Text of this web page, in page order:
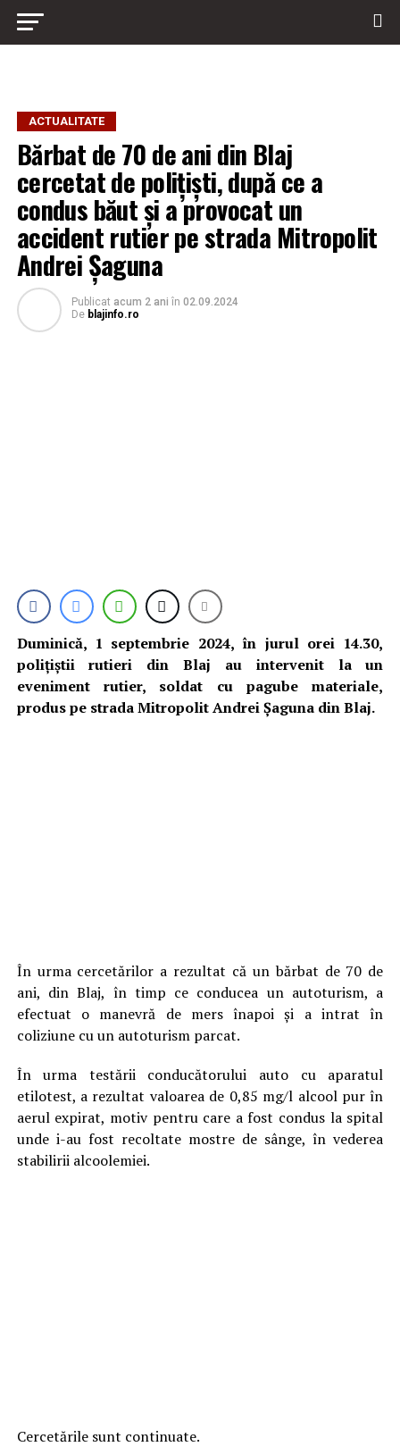
ACTUALITATE
Bărbat de 70 de ani din Blaj
cercetat de polițiști, după ce a
condus băut și a provocat un
accident rutier pe strada Mitropolit
Andrei Șaguna
Publicat acum 2 ani în 02.09.2024
De blajinfo.ro
Duminică, 1 septembrie 2024, în jurul orei 14.30,
polițiștii rutieri din Blaj au intervenit la un
eveniment rutier, soldat cu pagube materiale,
produs pe strada Mitropolit Andrei Șaguna din Blaj.
În urma cercetărilor a rezultat că un bărbat de 70 de
ani, din Blaj, în timp ce conducea un autoturism, a
efectuat o manevră de mers înapoi și a intrat în
coliziune cu un autoturism parcat.
În urma testării conducătorului auto cu aparatul
etilotest, a rezultat valoarea de 0,85 mg/l alcool pur în
aerul expirat, motiv pentru care a fost condus la spital
unde i-au fost recoltate mostre de sânge, în vederea
stabilirii alcoolemiei.
Cercetările sunt continuate.